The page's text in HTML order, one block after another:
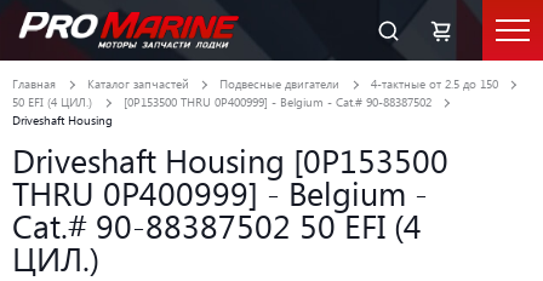
Главная Каталог запчастей Подвесные двигатели
4-тактные от 2.5 до 150
50 EFI (4 ЦИЛ.)
[0P153500 THRU 0P400999] - Belgium - Cat.# 90-88387502
Driveshaft Housing
Driveshaft Housing [0P153500
THRU 0P400999] - Belgium -
Cat.# 90-88387502 50 EFI (4
ЦИЛ.)